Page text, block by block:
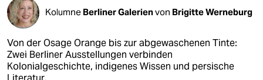
Kolumne Berliner Galerienvon Brigitte Werneburg
Von der Osage Orange bis zur abgewaschenen Tinte:
Zwei Berliner Ausstellungen verbinden
Kolonialgeschichte, indigenes Wissen und persische